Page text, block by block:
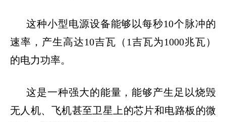
这种小型电源设备能够以每秒10个脉冲的
速率，产生高达10吉瓦（ 1吉瓦为1000兆瓦）
的电力功率。
这是一种强大的能量，能够产生足以烧毁
无人机、飞机甚至卫星上的芯片和电路板的微